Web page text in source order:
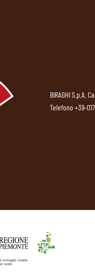
BIRAGHI S.p.A.
Telefono +39-